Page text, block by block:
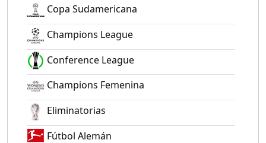
Copa Sudamericana
Champions League
Conference League
Champions Femenina
Eliminatorias
Fútbol Alemán